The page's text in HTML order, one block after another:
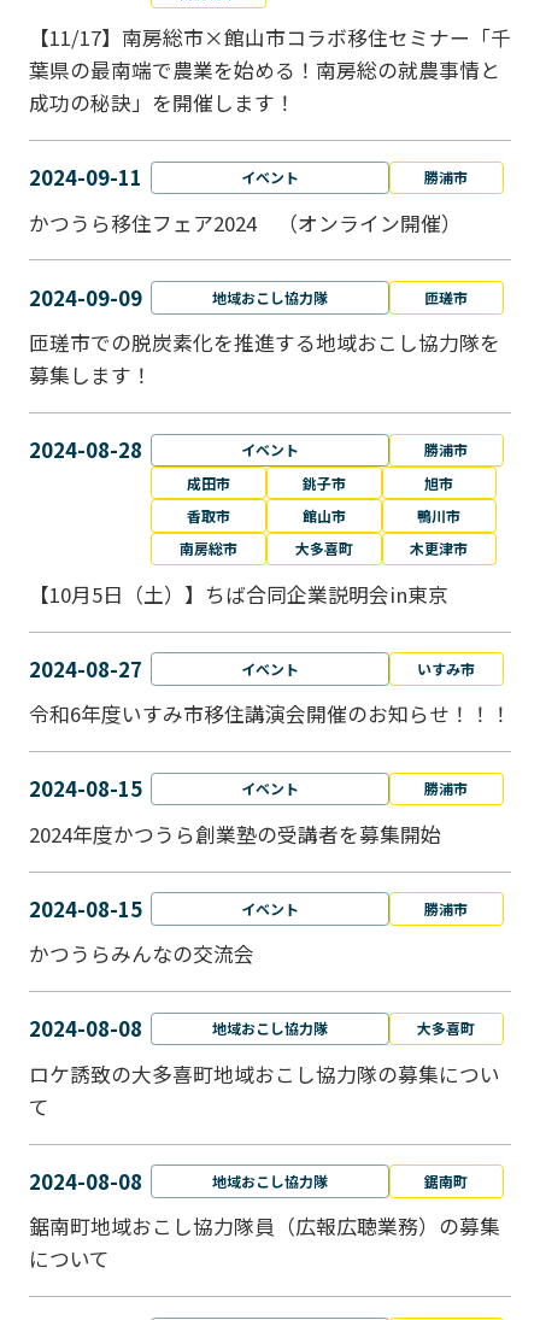
【11/17】南房総市×館山市コラボ移住セミナー「千
葉県の最南端で農業を始める！南房総の就農事情と
成功の秘訣」を開催します！
2024-09-11 イベント 勝浦市
かつうら移住フェア2024 （オンライン開催）
2024-09-09 地域おこし協力隊 匝瑳市
匝瑳市での脱炭素化を推進する地域おこし協⼒隊を
募集します！
2024-08-28 イベント
勝浦市
成田市
銚子市
旭市
香取市
館山市
鴨川市
南房総市
大多喜町 木更津市
【10月5日（土）】ちば合同企業説明会in東京
2024-08-27 イベント いすみ市
令和6年度いすみ市移住講演会開催のお知らせ！！！
2024-08-15 イベント 勝浦市
2024年度かつうら創業塾の受講者を募集開始
2024-08-15 イベント 勝浦市
かつうらみんなの交流会
2024-08-08 地域おこし協力隊 大多喜町
ロケ誘致の大多喜町地域おこし協力隊の募集につい
て
2024-08-08 地域おこし協力隊 鋸南町
鋸南町地域おこし協力隊員（広報広聴業務）の募集
について